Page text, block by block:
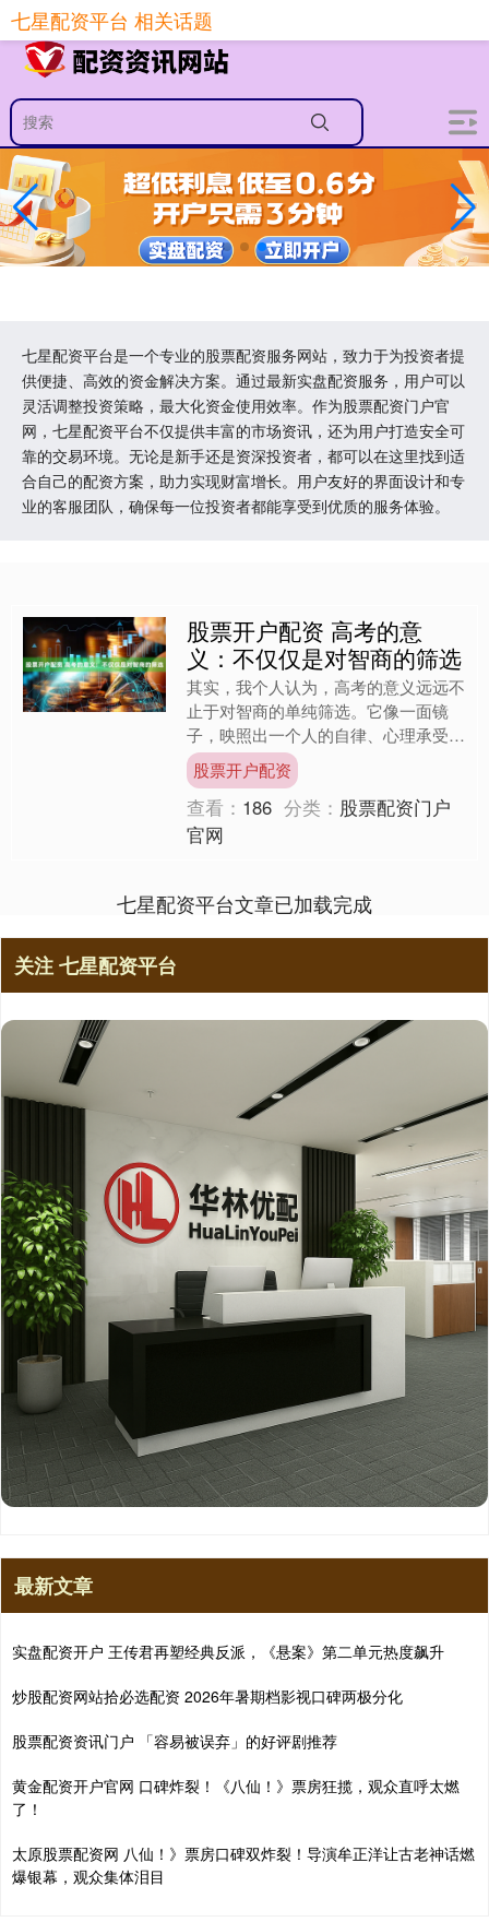
-->
七星配资平台是一个专业的股票配资服务网站，致力于为投资者提
供便捷、高效的资金解决方案。通过最新实盘配资服务，用户可以
灵活调整投资策略，最大化资金使用效率。作为股票配资门户官
网，七星配资平台不仅提供丰富的市场资讯，还为用户打造安全可
靠的交易环境。无论是新手还是资深投资者，都可以在这里找到适
合自己的配资方案，助力实现财富增长。用户友好的界面设计和专
业的客服团队，确保每一位投资者都能享受到优质的服务体验。
七星配资平台 相关话题
股票开户配资 高考的意
义：不仅仅是对智商的筛选
其实，我个人认为，高考的意义远远不
止于对智商的单纯筛选。它像一面镜
子，映照出一个人的自律、心理承受力
和身体素质，每一个环节都在考察着人
的综合素养。 自律的选拔 ....
股票开户配资
查看： 186 分类： 股票配资门户
官网
七星配资平台文章已加载完成
关注 七星配资平台
最新文章
实盘配资开户 王传君再塑经典反派，《悬案》第二单元热度飙升
炒股配资网站拾必选配资 2026年暑期档影视口碑两极分化
股票配资资讯门户 「容易被误弃」的好评剧推荐
黄金配资开户官网 口碑炸裂！《八仙！》票房狂揽，观众直呼太燃
了！
太原股票配资网 八仙！》票房口碑双炸裂！导演牟正洋让古老神话燃
爆银幕，观众集体泪目